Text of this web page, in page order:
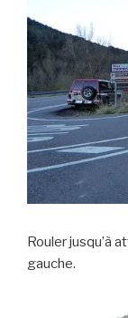
Rouler jusqu’à
gauche.